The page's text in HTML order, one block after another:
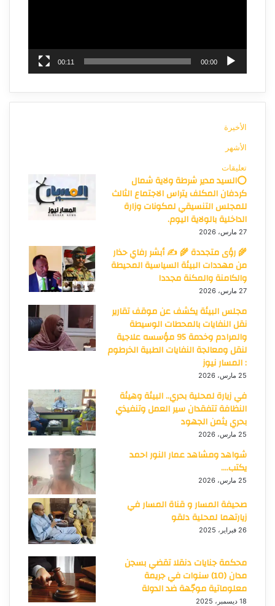
00:00
00:11
الأخيرة
الأشهر
تعليقات
⭕السيد مدير شرطة ولاية شمال
كردفان المكلف يتراس الاجتماع الثالث
للمجلس التنسيقي لمكونات وزارة
الداخلية بالولاية اليوم.
27 مارس، 2026
🌾 رؤى متجددة 🌾 ✍️ أبشر رفاي حذار
من مهددات البيئة السياسية المحيطة
والكامنة والمكنة مجددا
27 مارس، 2026
مجلس البيئة يكشف عن موقف تقارير
نقل النفايات بالمحطات الوسيطة
والمرادم وخدمة 95 مؤسسه علاجية
لنقل ومعالجة النفايات الطبية الخرطوم
: المسار نيوز
25 مارس، 2026
في زيارة لمحلية بحري.. البيئة وهيئة
النظافة تتفقدان سير العمل وتنفيذي
بحري يثمن الجهود
25 مارس، 2026
شواهد ومشاهد عمار النور احمد
يكتب….
25 مارس، 2026
صحيفة المسار و قناة المسار في
زيارتهما لمحلية دلقو
26 فبراير، 2025
محكمة جنايات دنقلا تقضي بسجن
مدان (10) سنوات في جريمة
معلوماتية موجّهة ضد الدولة
18 ديسمبر، 2025